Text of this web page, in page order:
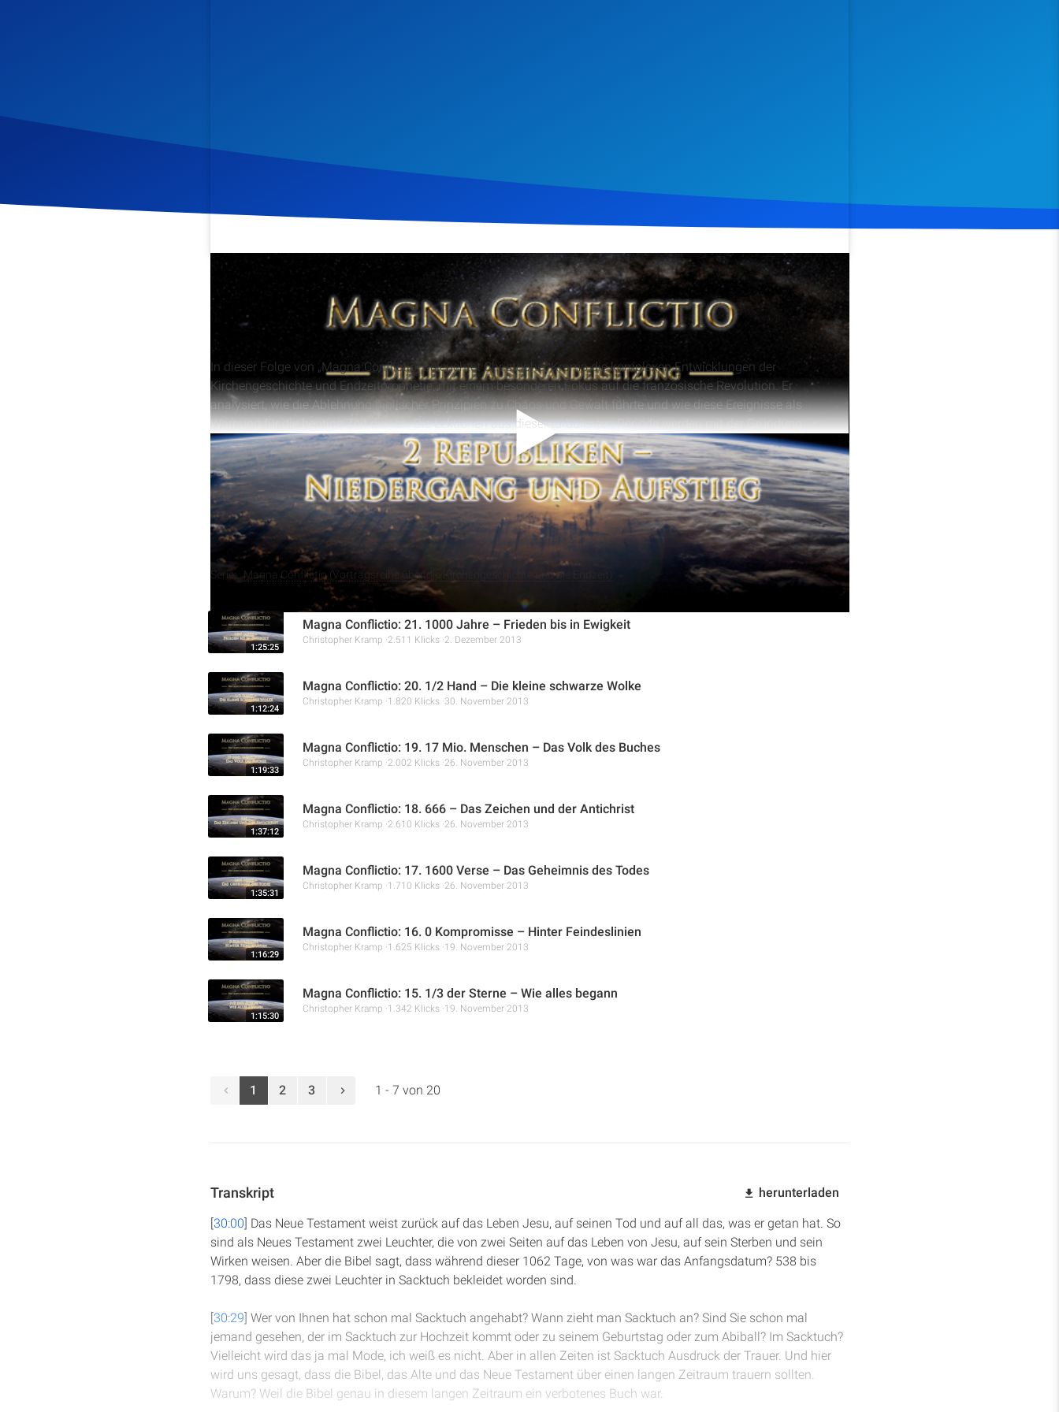
Veröffentlicht am 9. November 2013 1.824Klicks Download Teilen
In dieser Folge von „Magna Conflictio“ beleuchtet Christopher Kramp die komplexen Entwicklungen der
Kirchengeschichte und Endzeitprophetie, mit einem besonderen Fokus auf die französische Revolution. Er
analysiert, wie die Ablehnung biblischer Prinzipien zu Chaos und Gewalt führte und wie diese Ereignisse als
Warnung für die heutige Zeit dienen. Die Lektionen aus dieser turbulenten Periode werden mit der Gründung
Amerikas und der Verbreitung des Evangeliums verglichen.
In dieser Folge von „Magna Conflictio“ beleuchtet Christopher Kramp die tiefgreifenden Auswirkungen der
Französischen Revolution auf die Geschichte und die Kirchen. Er analysiert die symbolische Bedeutung der „zwei
Republiken“ und zeigt auf, wie die Ablehnung göttlicher Gesetze zu Chaos und Zerstörung führte. Die Ausführungen
verdeutlichen die bleibende Relevanz biblischer Prinzipien für Gesellschaft und Individuum.
alles anzeigen
Weitere Aufnahmen
Serie: Magna Conflictio (Vortragsreihe über die Kirchengeschichte und die Endzeit)
1:25:25
Magna Conflictio: 21. 1000 Jahre – Frieden bis in Ewigkeit
Christopher Kramp 2.511 Klicks 2. Dezember 2013
1:12:24
Magna Conflictio: 20. 1/2 Hand – Die kleine schwarze Wolke
Christopher Kramp 1.820 Klicks 30. November 2013
1:19:33
Magna Conflictio: 19. 17 Mio. Menschen – Das Volk des Buches
Christopher Kramp 2.002 Klicks 26. November 2013
1:37:12
Magna Conflictio: 18. 666 – Das Zeichen und der Antichrist
Christopher Kramp 2.610 Klicks 26. November 2013
1:35:31
Magna Conflictio: 17. 1600 Verse – Das Geheimnis des Todes
Christopher Kramp 1.710 Klicks 26. November 2013
1:16:29
Magna Conflictio: 16. 0 Kompromisse – Hinter Feindeslinien
Christopher Kramp 1.625 Klicks 19. November 2013
1:15:30
Magna Conflictio: 15. 1/3 der Sterne – Wie alles begann
Christopher Kramp 1.342 Klicks 19. November 2013
1 2 3 1 - 7 von 20
Transkript herunterladen
[30:00] Das Neue Testament weist zurück auf das Leben Jesu, auf seinen Tod und auf all das, was er getan hat. So
sind als Neues Testament zwei Leuchter, die von zwei Seiten auf das Leben von Jesu, auf sein Sterben und sein
Wirken weisen. Aber die Bibel sagt, dass während dieser 1062 Tage, von was war das Anfangsdatum? 538 bis
1798, dass diese zwei Leuchter in Sacktuch bekleidet worden sind.
[30:29] Wer von Ihnen hat schon mal Sacktuch angehabt? Wann zieht man Sacktuch an? Sind Sie schon mal
jemand gesehen, der im Sacktuch zur Hochzeit kommt oder zu seinem Geburtstag oder zum Abiball? Im Sacktuch?
Vielleicht wird das ja mal Mode, ich weiß es nicht. Aber in allen Zeiten ist Sacktuch Ausdruck der Trauer. Und hier
wird uns gesagt, dass die Bibel, das Alte und das Neue Testament über einen langen Zeitraum trauern sollten.
Warum? Weil die Bibel genau in diesem langen Zeitraum ein verbotenes Buch war.